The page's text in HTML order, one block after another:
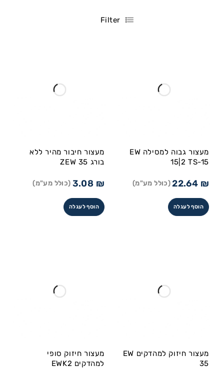
Filter
מעצור גבוה למסילה EW
15|2 TS-15
22.64 ₪ (כולל מע"מ)
הוסף לעגלה
מעצור חיבור מהיר ללא
בורג ZEW 35
3.08 ₪ (כולל מע"מ)
הוסף לעגלה
מעצור חיזוק למהדקים EW
35
מעצור חיזוק סופי
למהדקים EWK2